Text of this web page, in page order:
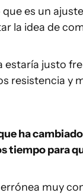
es un
la idea de
estaría justo
resistencia y
ha
tiempo para
muy